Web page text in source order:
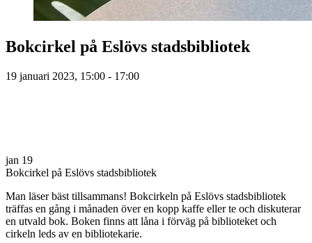
Bokcirkel på Eslövs stadsbibliotek
19 januari 2023, 15:00 - 17:00
jan 19
Bokcirkel på Eslövs stadsbibliotek
Man läser bäst tillsammans! Bokcirkeln på Eslövs stadsbibliotek
träffas en gång i månaden över en kopp kaffe eller te och diskuterar
en utvald bok. Boken finns att låna i förväg på biblioteket och
cirkeln leds av en bibliotekarie.